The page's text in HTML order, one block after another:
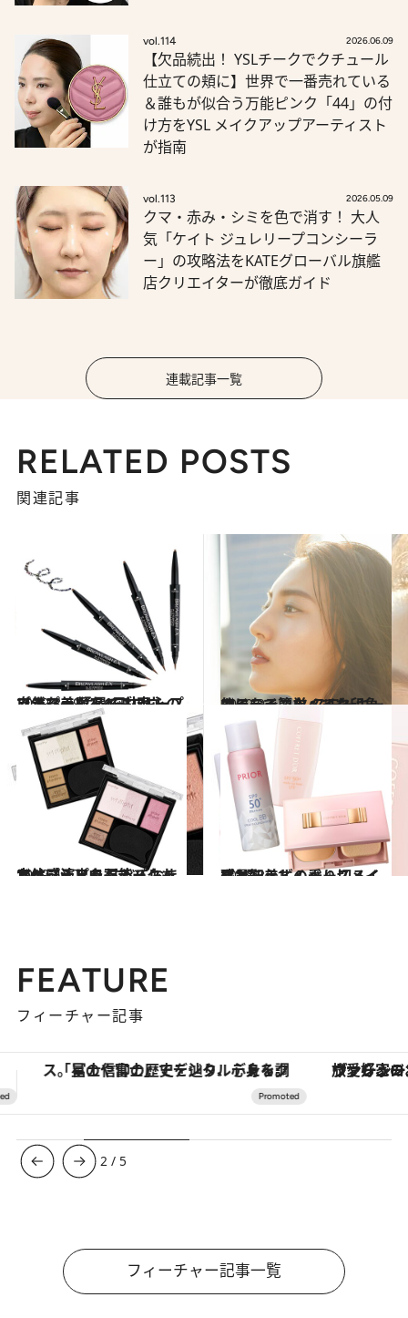
vol.114 2026.06.09
【欠品続出！ YSLチークでクチュール
仕立ての頬に】世界で一番売れている
＆誰もが似合う万能ピンク「44」の付
け方をYSL メイクアップアーティスト
が指南
vol.113 2026.05.09
クマ・赤み・シミを色で消す！ 大人
気「ケイト ジュレリープコンシーラ
ー」の攻略法をKATEグローバル旗艦
店クリエイターが徹底ガイド
連載記事一覧
RELATED POSTS
関連記事
2019.8.29
自然な美眉を1日中キープできる！ 猛暑でも安心のプチプラなアイブロウ
ビューティ＆ヘルス 2019.9.6
アイラインなくても印象的になるコツ スモーキーカラーで簡単メイク
ビューティ＆ヘルス
2019.4.17
アイシャドウもチークも立体感演出も すべておまかせプチプラ万能パレット
ビューティ＆ヘルス 2018.8.31
残暑を美しく乗り切るくずれ知らずのベースメイク3選
ビューティ＆ヘルス
FEATURE
フィーチャー記事
ヴァシュロン・コンスタンタン「オーヴァーシーズ・オートマティック」。旅愛好家のお気に入りコレクションから、ジェンダーレスな新作が登場 【銀座で出合う最旬美容】美髪ケアや上質
3 / 5
フィーチャー記事一覧